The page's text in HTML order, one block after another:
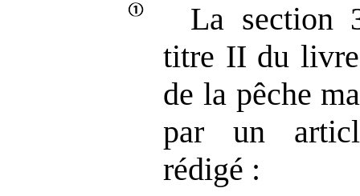
La section
titre II du
de la pêche
par un
rédigé :